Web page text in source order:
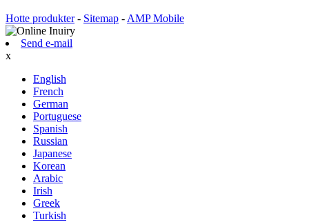
Hotte produkter- Sitemap - AMP Mobile
Send e-mail
x
English
French
German
Portuguese
Spanish
Russian
Japanese
Korean
Arabic
Irish
Greek
Turkish